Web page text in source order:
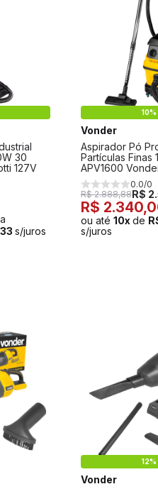
30
127V
s/juros
Vonder
Aspirador Pó
Partículas Finas
APV1600
0.0/0
R$ 2.888,88R$
R$
ou até 10x de
s/juros
Vonder